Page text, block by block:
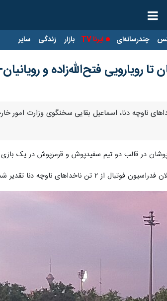
چندرسانه‌ای ایرنا TV بازار زندگی سایر
فتح‌الله‌زاده و